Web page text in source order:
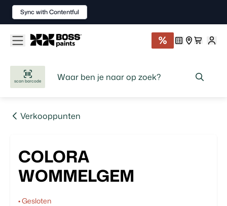
scan barcode
Verkooppunten
COLORA
WOMMELGEM
•Gesloten
Sync with Contentful